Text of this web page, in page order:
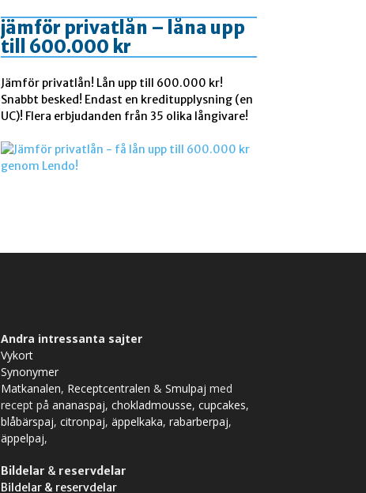
jämför privatlån – låna upp
till 600.000 kr
Jämför privatlån! Lån upp till 600.000 kr!
Snabbt besked! Endast en kreditupplysning (en
UC)! Flera erbjudanden från 35 olika långivare!
Andra intressanta sajter
Vykort
Synonymer
Matkanalen, Receptcentralen & Smulpaj med
recept på ananaspaj, chokladmousse, cupcakes,
blåbärspaj, citronpaj, äppelkaka, rabarberpaj,
äppelpaj,
Bildelar & reservdelar
Bildelar & reservdelar